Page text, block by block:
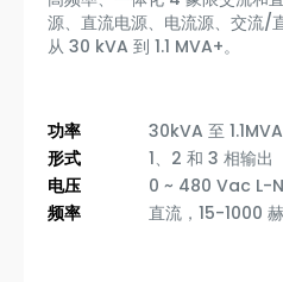
源、直流电源、电流源、交流/
从 30 kVA 到 1.1 MVA+。
功率
30kVA 至
形式
1、2 和 3 相输出
电压
0 ~ 480 Vac L-
频率
直流，15-1000